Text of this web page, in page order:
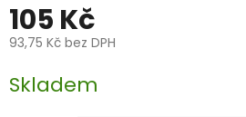
105 Kč
93,75 Kč bez DPH
cena:
Skladem